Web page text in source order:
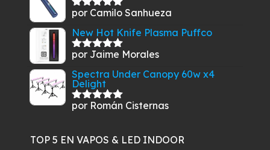
Valorado
por Camilo Sanhueza
New Hot Knife Plasma Puffco
Valorado
por Jaime Morales
Spectra Under Canopy 60w x4
Delight
Valorado
por Román Cisternas
TOP 5 EN VAPOS & LED INDOOR